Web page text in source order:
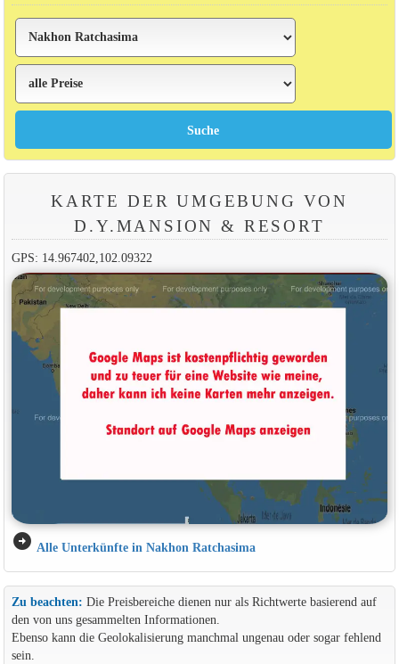
KARTE DER UMGEBUNG VON
D.Y.MANSION & RESORT
GPS: 14.967402,102.09322
arrow_circle_right Alle Unterkünfte in Nakhon Ratchasima
Zu beachten: Die Preisbereiche dienen nur als Richtwerte basierend auf
den von uns gesammelten Informationen.
Ebenso kann die Geolokalisierung manchmal ungenau oder sogar fehlend
sein.